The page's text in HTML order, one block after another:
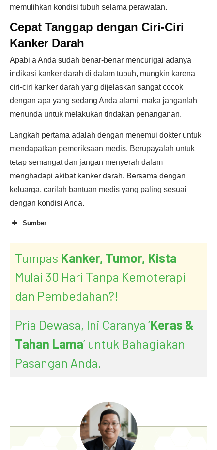
memulihkan kondisi tubuh selama perawatan.
Cepat Tanggap dengan Ciri-Ciri
Kanker Darah
Apabila Anda sudah benar-benar mencurigai adanya
indikasi kanker darah di dalam tubuh, mungkin karena
ciri-ciri kanker darah yang dijelaskan sangat cocok
dengan apa yang sedang Anda alami, maka janganlah
menunda untuk melakukan tindakan penanganan.
Langkah pertama adalah dengan menemui dokter untuk
mendapatkan pemeriksaan medis. Berupayalah untuk
tetap semangat dan jangan menyerah dalam
menghadapi akibat kanker darah. Bersama dengan
keluarga, carilah bantuan medis yang paling sesuai
dengan kondisi Anda.
Sumber
Tumpas Kanker, Tumor, Kista
Mulai 30 Hari Tanpa Kemoterapi
dan Pembedahan?!
Pria Dewasa, Ini Caranya ‘Keras &
Tahan Lama’ untuk Bahagiakan
Pasangan Anda.